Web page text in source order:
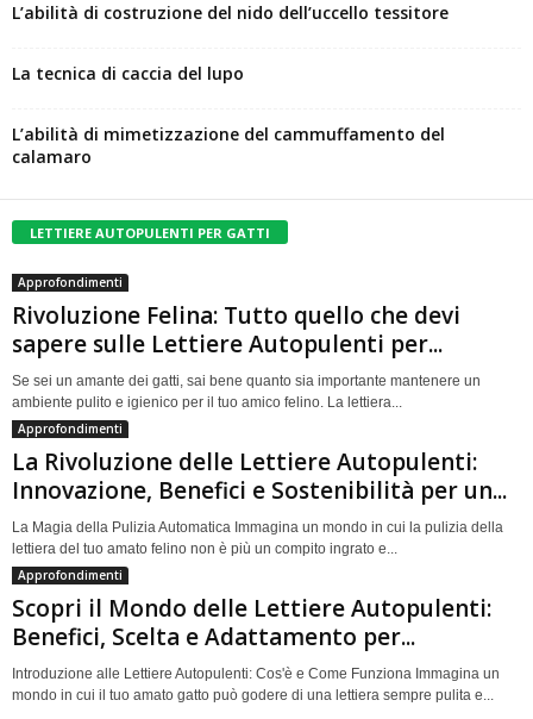
L’abilità di costruzione del nido dell’uccello tessitore
La tecnica di caccia del lupo
L’abilità di mimetizzazione del cammuffamento del
calamaro
LETTIERE AUTOPULENTI PER GATTI
Approfondimenti
Rivoluzione Felina: Tutto quello che devi
sapere sulle Lettiere Autopulenti per...
Se sei un amante dei gatti, sai bene quanto sia importante mantenere un
ambiente pulito e igienico per il tuo amico felino. La lettiera...
Approfondimenti
La Rivoluzione delle Lettiere Autopulenti:
Innovazione, Benefici e Sostenibilità per un...
La Magia della Pulizia Automatica Immagina un mondo in cui la pulizia della
lettiera del tuo amato felino non è più un compito ingrato e...
Approfondimenti
Scopri il Mondo delle Lettiere Autopulenti:
Benefici, Scelta e Adattamento per...
Introduzione alle Lettiere Autopulenti: Cos'è e Come Funziona Immagina un
mondo in cui il tuo amato gatto può godere di una lettiera sempre pulita e...